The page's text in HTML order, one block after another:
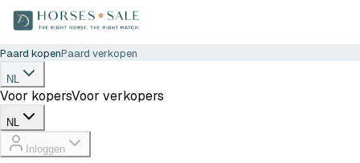
Paard kopenPaard verkopen
NL
Voor kopersVoor verkopers
NL
Inloggen